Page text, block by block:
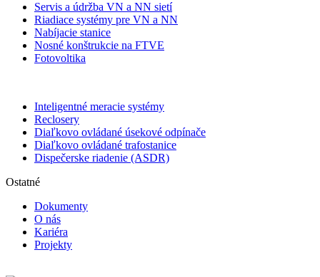
Servis a údržba VN a NN sietí
Riadiace systémy pre VN a NN
Nabíjacie stanice
Nosné konštrukcie na FTVE
Fotovoltika
Inteligentné meracie systémy
Reclosery
Diaľkovo ovládané úsekové odpínače
Diaľkovo ovládané trafostanice
Dispečerske riadenie (ASDR)
Ostatné
Dokumenty
O nás
Kariéra
Projekty